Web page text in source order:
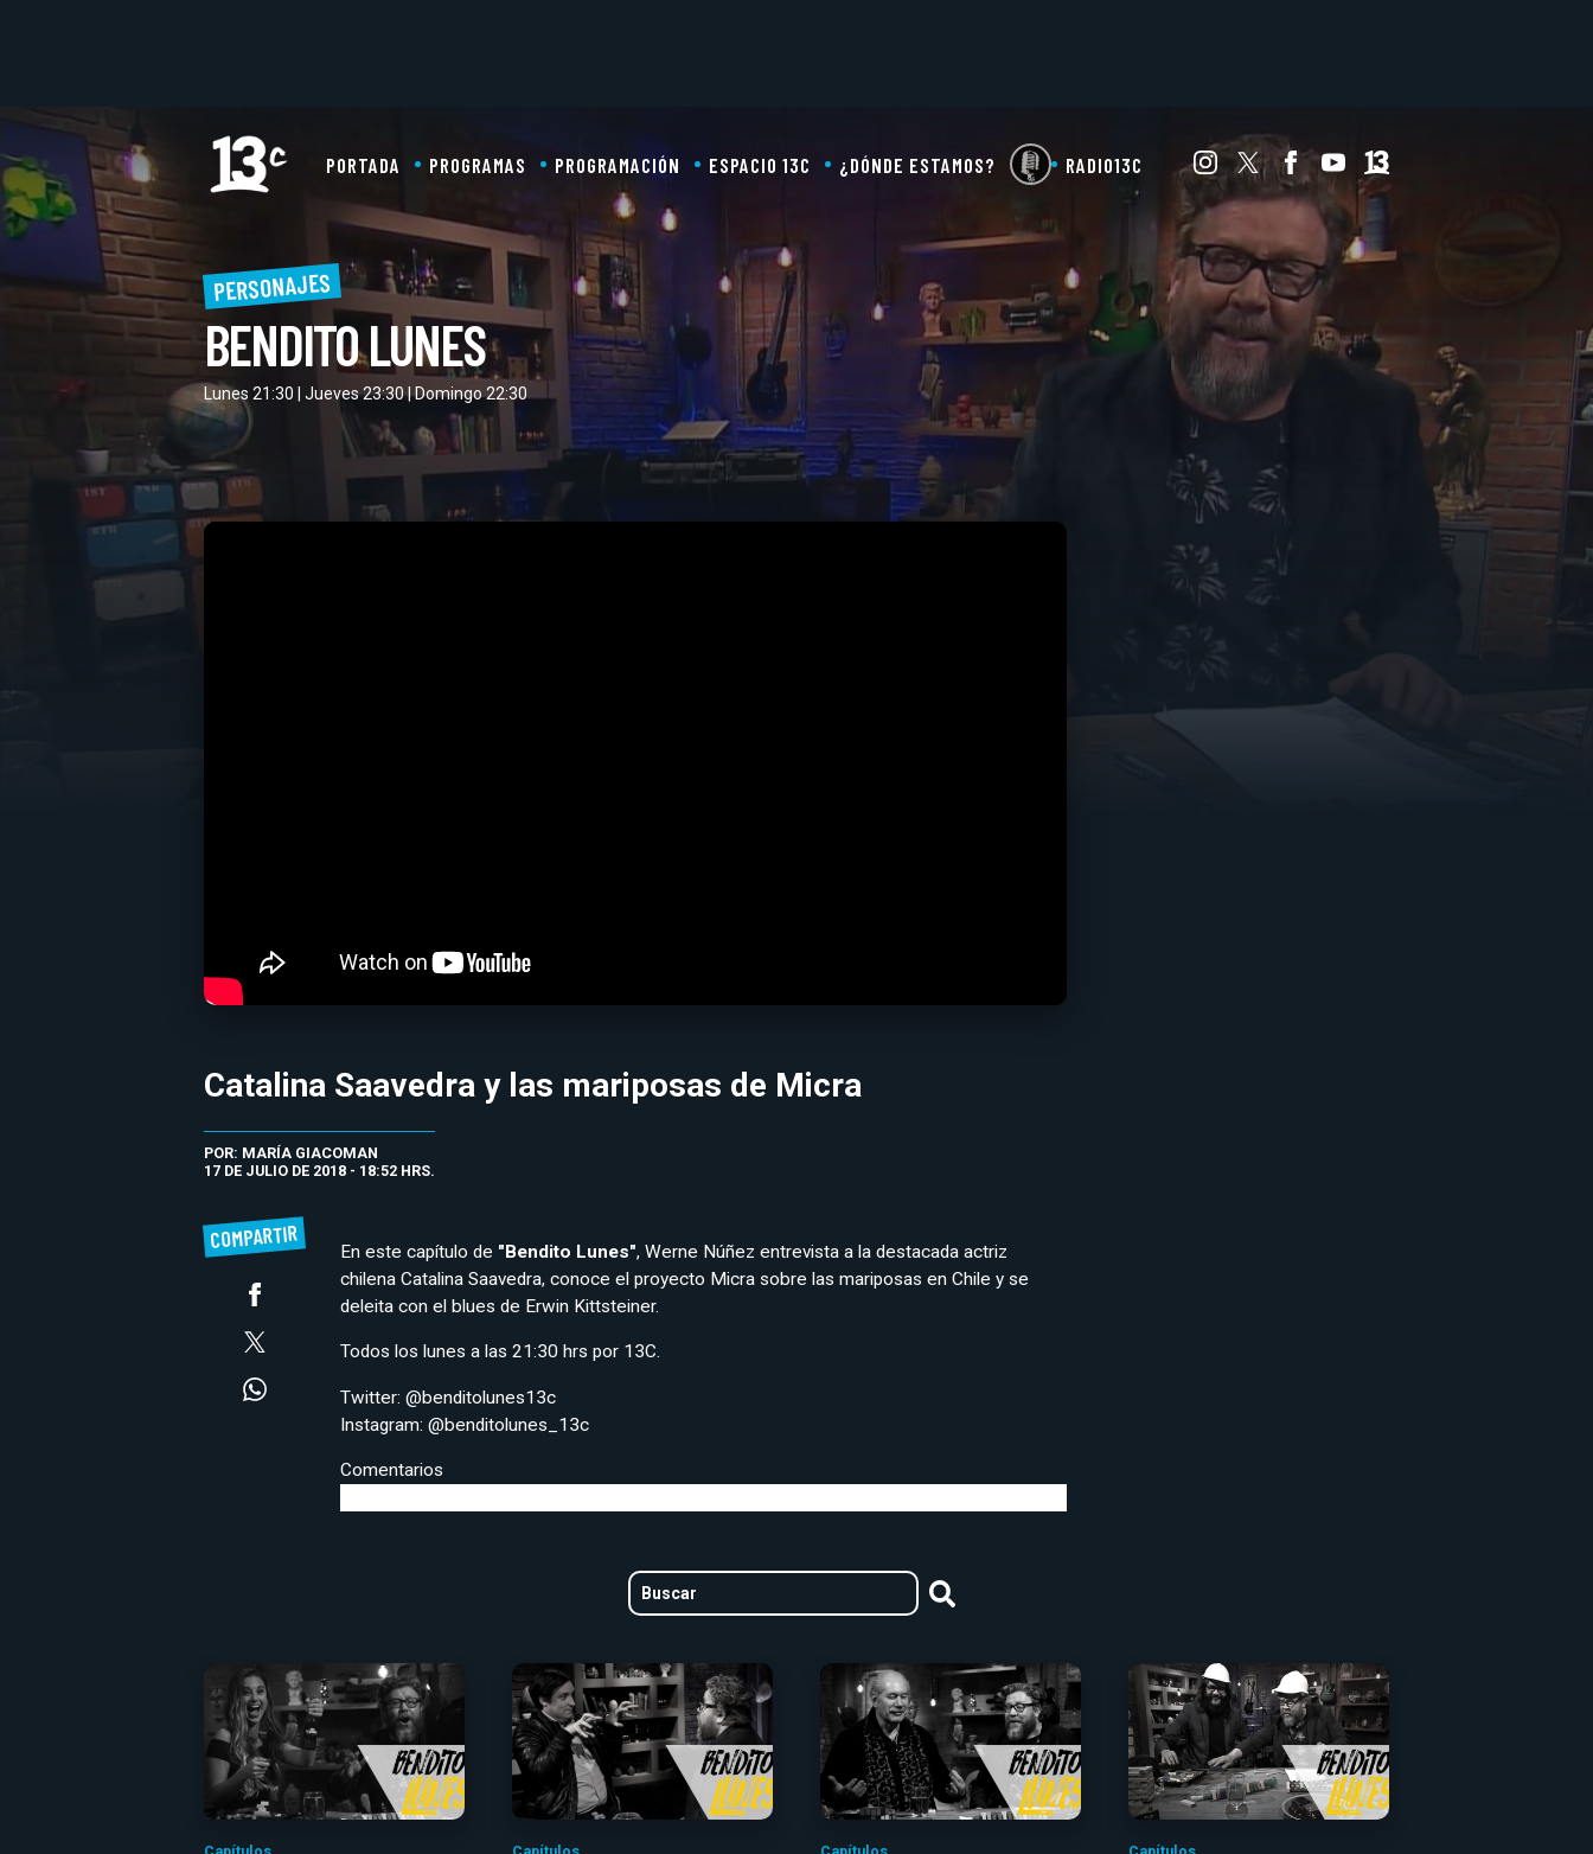
PORTADA PROGRAMAS PROGRAMACIÓN ESPACIO 13C ¿DÓNDE ESTAMOS? RADIO13C
PERSONAJES
BENDITO LUNES
Lunes 21:30 | Jueves 23:30 | Domingo 22:30
Catalina Saavedra y las mariposas de Micra
POR: MARÍA GIACOMAN
17 DE JULIO DE 2018 - 18:52 HRS.
COMPARTIR En este capítulo de "Bendito Lunes", Werne Núñez entrevista a la destacada actriz
chilena Catalina Saavedra, conoce el proyecto Micra sobre las mariposas en Chile y se
deleita con el blues de Erwin Kittsteiner.
Todos los lunes a las 21:30 hrs por 13C.
Twitter: @benditolunes13c
Instagram: @benditolunes_13c
Comentarios